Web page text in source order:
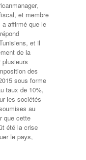
et membre
a affirmé que le
et il
de la
des
sous forme
taux de 10%,
les sociétés
au
que cette
été la crise
le pays,